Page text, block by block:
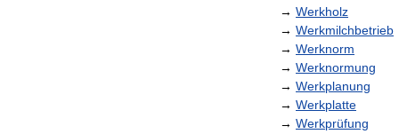
→ Werkholz
→ Werkmilchbetrieb
→ Werknorm
→ Werknormung
→ Werkplanung
→ Werkplatte
→ Werkprüfung